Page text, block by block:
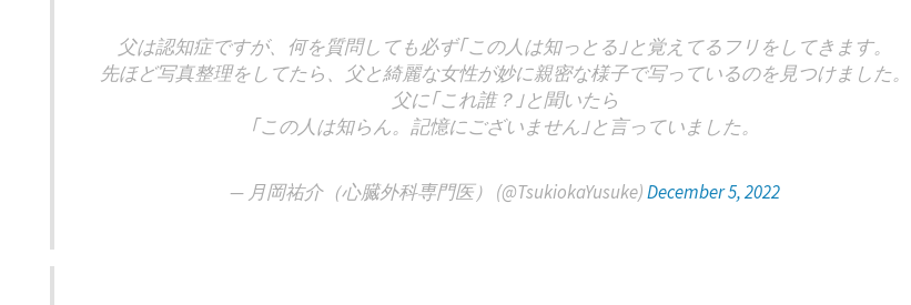
父は認知症ですが、何を質問しても必ず｢この人は知っとる｣と覚えてるフリをしてきます。
先ほど写真整理をしてたら、父と綺麗な女性が妙に親密な様子で写っているのを見つけました。
父に｢これ誰？｣と聞いたら
｢この人は知らん。記憶にございません｣と言っていました。
— 月岡祐介（心臓外科専門医） (@TsukiokaYusuke)December 5, 2022